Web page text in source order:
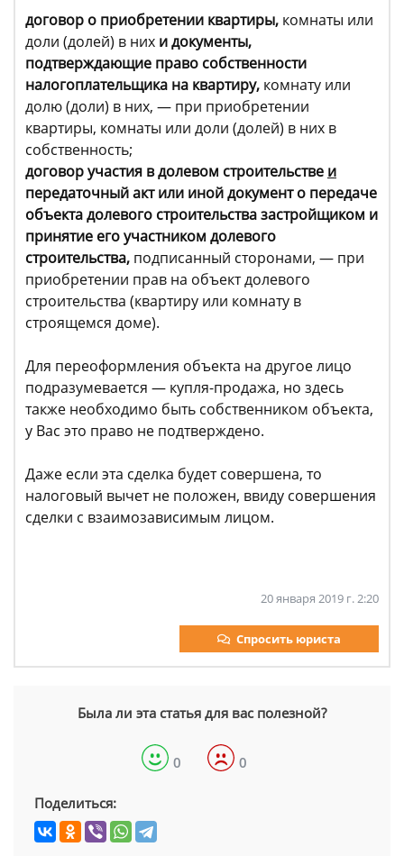
договор о приобретении квартиры, комнаты или
доли (долей) в них и документы,
подтверждающие право собственности
налогоплательщика на квартиру, комнату или
долю (доли) в них, — при приобретении
квартиры, комнаты или доли (долей) в них в
собственность;
договор участия в долевом строительстве и
передаточный акт или иной документ о передаче
объекта долевого строительства застройщиком и
принятие его участником долевого
строительства, подписанный сторонами, — при
приобретении прав на объект долевого
строительства (квартиру или комнату в
строящемся доме).
Для переоформления объекта на другое лицо
подразумевается — купля-продажа, но здесь
также необходимо быть собственником объекта,
у Вас это право не подтверждено.
Даже если эта сделка будет совершена, то
налоговый вычет не положен, ввиду совершения
сделки с взаимозависимым лицом.
20 января 2019 г. 2:20
Спросить юриста
Была ли эта статья для вас полезной?
0 0
Поделиться: